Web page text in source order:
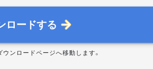
ロードする
ウンロードページへ移動します。